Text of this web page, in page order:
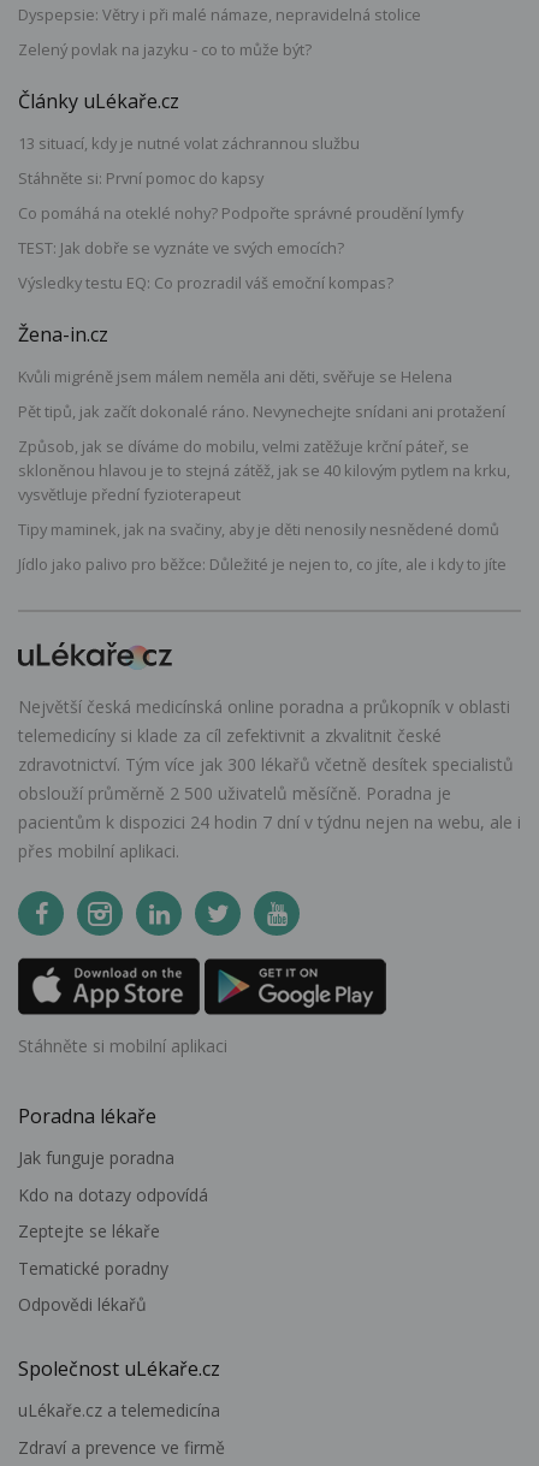
Dyspepsie: Větry i při malé námaze, nepravidelná stolice
Zelený povlak na jazyku - co to může být?
Články uLékaře.cz
13 situací, kdy je nutné volat záchrannou službu
Stáhněte si: První pomoc do kapsy
Co pomáhá na oteklé nohy? Podpořte správné proudění lymfy
TEST: Jak dobře se vyznáte ve svých emocích?
Výsledky testu EQ: Co prozradil váš emoční kompas?
Žena-in.cz
Kvůli migréně jsem málem neměla ani děti, svěřuje se Helena
Pět tipů, jak začít dokonalé ráno. Nevynechejte snídani ani protažení
Způsob, jak se díváme do mobilu, velmi zatěžuje krční páteř, se
skloněnou hlavou je to stejná zátěž, jak se 40 kilovým pytlem na krku,
vysvětluje přední fyzioterapeut
Tipy maminek, jak na svačiny, aby je děti nenosily nesnědené domů
Jídlo jako palivo pro běžce: Důležité je nejen to, co jíte, ale i kdy to jíte
Největší česká medicínská online poradna a průkopník v oblasti
telemedicíny si klade za cíl zefektivnit a zkvalitnit české
zdravotnictví. Tým více jak 300 lékařů včetně desítek specialistů
obslouží průměrně 2 500 uživatelů měsíčně. Poradna je
pacientům k dispozici 24 hodin 7 dní v týdnu nejen na webu, ale i
přes mobilní aplikaci.
Stáhněte si mobilní aplikaci
Poradna lékaře
Jak funguje poradna
Kdo na dotazy odpovídá
Zeptejte se lékaře
Tematické poradny
Odpovědi lékařů
Společnost uLékaře.cz
uLékaře.cz a telemedicína
Zdraví a prevence ve firmě